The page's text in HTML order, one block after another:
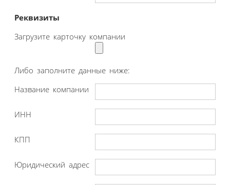
Реквизиты
Загрузите карточку компании
Либо заполните данные ниже:
Название компании
ИНН
КПП
Юридический адрес